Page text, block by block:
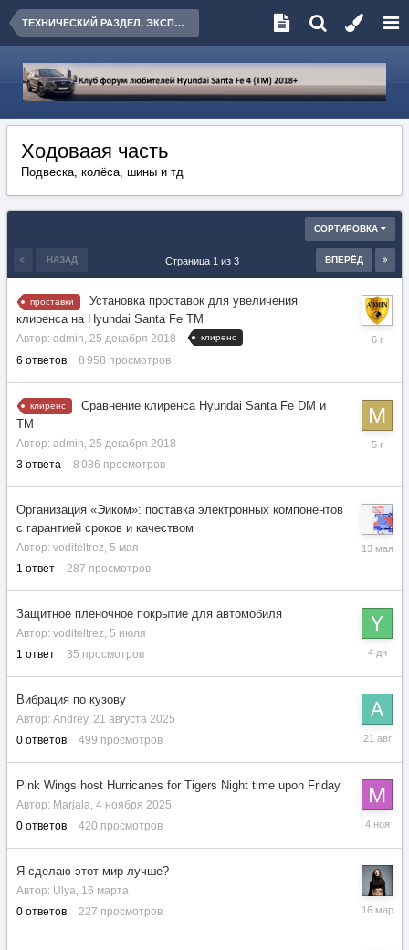
ТЕХНИЧЕСКИЙ РАЗДЕЛ. ЭКСПЛУАТАЦИЯ, ОБСЛУЖИВАНИЕ, РЕМОНТ
Ходоваая часть
Подвеска, колёса, шины и тд
СОРТИРОВКА
НАЗАД ВПЕРЁД
Страница 1 из 3
проставки
Установка проставок для увеличения
клиренса на Hyundai Santa Fe TM
Автор: admin, 25 декабря 2018 клиренс
6 ответов 8 958 просмотров
клиренс
Сравнение клиренса Hyundai Santa Fe DM и
TM
Автор: admin, 25 декабря 2018
3 ответа 8 086 просмотров
19
Организация «Эиком»: поставка электронных компонентов
с гарантией сроков и качеством
Автор: voditeltrez, 5 мая
1 ответ 287 просмотров
13
Защитное пленочное покрытие для автомобиля
Автор: voditeltrez, 5 июля
1 ответ 35 просмотров
11:21
Вибрация по кузову
Автор: Andrey, 21 августа 2025
0 ответов 499 просмотров
21
2025
Pink Wings host Hurricanes for Tigers Night time upon Friday
Автор: Marjala, 4 ноября 2025
0 ответов 420 просмотров
4
2025
Я сделаю этот мир лучше?
Автор: Ulya, 16 марта
0 ответов 227 просмотров
16